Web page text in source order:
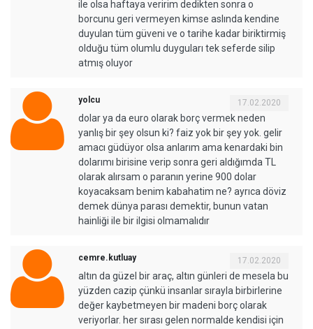
ile olsa haftaya veririm dedikten sonra o
borcunu geri vermeyen kimse aslında kendine
duyulan tüm güveni ve o tarihe kadar biriktirmiş
olduğu tüm olumlu duyguları tek seferde silip
atmış oluyor
yolcu 17.02.2020
dolar ya da euro olarak borç vermek neden
yanlış bir şey olsun ki? faiz yok bir şey yok. gelir
amacı güdüyor olsa anlarım ama kenardaki bin
dolarımı birisine verip sonra geri aldığımda TL
olarak alırsam o paranın yerine 900 dolar
koyacaksam benim kabahatim ne? ayrıca döviz
demek dünya parası demektir, bunun vatan
hainliği ile bir ilgisi olmamalıdır
cemre.kutluay 17.02.2020
altın da güzel bir araç, altın günleri de mesela bu
yüzden cazip çünkü insanlar sırayla birbirlerine
değer kaybetmeyen bir madeni borç olarak
veriyorlar. her sırası gelen normalde kendisi için